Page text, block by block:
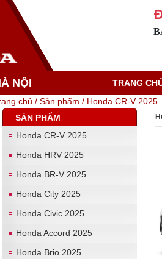
NỘI
TRANG
chủ / Sản phẩm / Honda CR-V 2025
SẢN PHẨM
Honda CR-V 2025
Honda HRV 2025
Honda BR-V 2025
Honda City 2025
Honda Civic 2025
Honda Accord 2025
Honda Brio 2025